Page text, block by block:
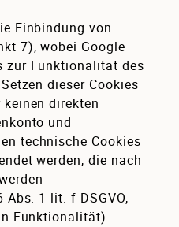
Einbindung von
7), wobei Google
zur Funktionalität des
dieser Cookies
direkten
und
technische Cookies
werden, die nach
Abs. 1 lit. f DSGVO,
Funktionalität).